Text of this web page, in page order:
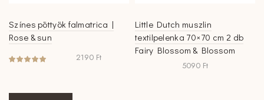
Színes pöttyök falmatrica |
Rose & sun
2190 Ft
Little Dutch muszlin
textilpelenka 70×70 cm 2 db
Fairy Blossom & Blossom
5090 Ft